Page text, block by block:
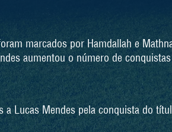
marcados por Hamdallah e
aumentou o número de
a Lucas Mendes pela conquista do